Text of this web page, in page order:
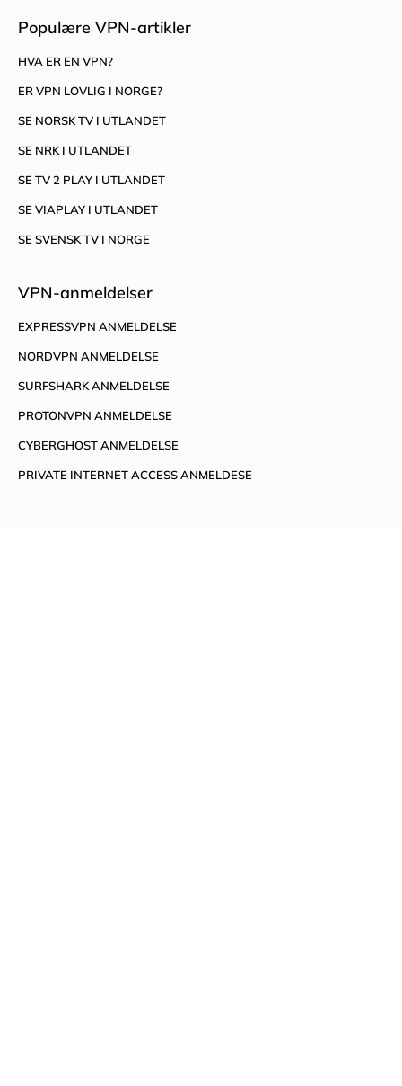
Populære VPN-artikler
HVA ER EN VPN?
ER VPN LOVLIG I NORGE?
SE NORSK TV I UTLANDET
SE NRK I UTLANDET
SE TV 2 PLAY I UTLANDET
SE VIAPLAY I UTLANDET
SE SVENSK TV I NORGE
VPN-anmeldelser
EXPRESSVPN ANMELDELSE
NORDVPN ANMELDELSE
SURFSHARK ANMELDELSE
PROTONVPN ANMELDELSE
CYBERGHOST ANMELDELSE
PRIVATE INTERNET ACCESS ANMELDESE